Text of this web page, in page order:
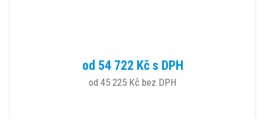
od 54 722 Kč s DPH
od 45 225 Kč bez DPH